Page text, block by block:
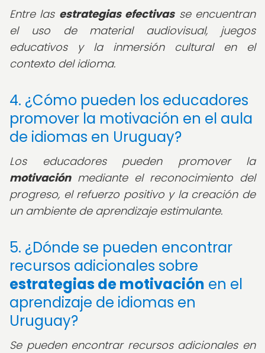
Entre las estrategias efectivasse encuentran
el uso de material audiovisual, juegos
educativos y la inmersión cultural en el
contexto del idioma.
4. ¿Cómo pueden los educadores
promover la motivación en el aula
de idiomas en Uruguay?
Los educadores pueden promover la
motivaciónmediante el reconocimiento del
progreso, el refuerzo positivo y la creación de
un ambiente de aprendizaje estimulante.
5. ¿Dónde se pueden encontrar
recursos adicionales sobre
estrategias de motivación en el
aprendizaje de idiomas en
Uruguay?
Se pueden encontrar recursos adicionales en